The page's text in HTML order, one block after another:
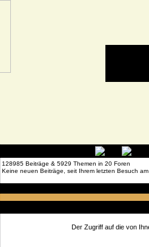
128985 Beiträge & 5929 Themen in 20 Foren
Keine neuen Beiträge, seit Ihrem letzten Besuch
Der Zugriff auf die von